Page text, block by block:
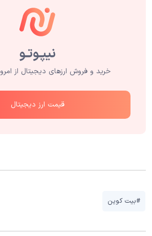
خرید و فروش ارزهای دیجیتال از
قیمت ارز دیجیتال
#بیت کوین